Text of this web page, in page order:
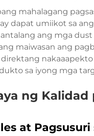
mahalagang
dapat umiikot sa
ang mga
maiwasan ang
sa iyong mga
ng Kalidad
at Pagsusuri